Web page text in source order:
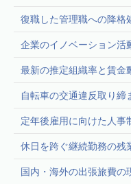
復職した管理職への降格
企業のイノベーション活
最新の推定組織率と賃金
自転車の交通違反取り締
定年後雇用に向けた人事
休日を跨ぐ継続勤務の残
国内・海外の出張旅費の